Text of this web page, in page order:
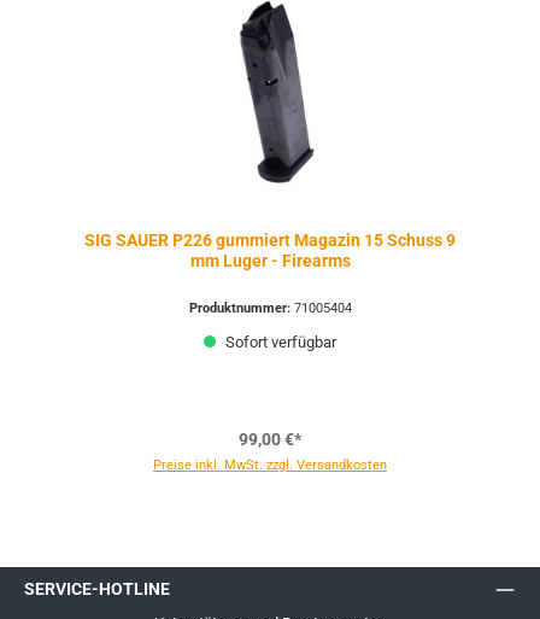
SIG SAUER P226 gummiert Magazin 15 Schuss 9
mm Luger - Firearms
Produktnummer: 71005404
Sofort verfügbar
99,00 €*
Preise inkl. MwSt. zzgl. Versandkosten
SERVICE-HOTLINE